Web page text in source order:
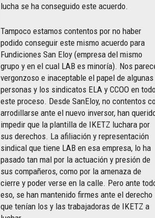
lucha se ha conseguido este acuerdo.
Tampoco estamos contentos por no haber
podido conseguir este mismo acuerdo para
Fundiciones San Eloy (empresa del mismo
grupo y en el cual LAB es minoría). Nos
vergonzoso e inaceptable el papel de algunas
personas y los sindicatos ELA y CCOO en
este proceso. Desde SanEloy, no contentos
arrodillarse ante el nuevo inversor, han
impedir que la plantilla de IKETZ luchara por
sus derechos. La afiliación y representación
sindical que tiene LAB en esa empresa, lo ha
pasado tan mal por la actuación y presión de
sus compañeros, como por la amenaza de
cierre y poder verse en la calle. Pero ante
eso, se han mantenido firmes ante el derecho
que tenían los y las trabajadoras de IKETZ a